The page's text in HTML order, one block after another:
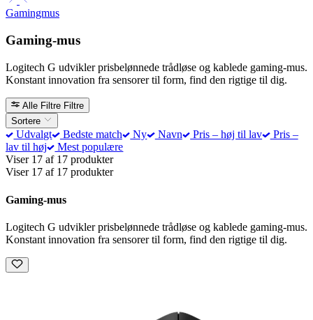
Gamingmus
Gaming-mus
Logitech G udvikler prisbelønnede trådløse og kablede gaming-mus.
Konstant innovation fra sensorer til form, find den rigtige til dig.
Alle Filtre Filtre
Sortere
Udvalgt Bedste match Ny Navn Pris – høj til lav
Pris –
lav til høj
Mest populære
Viser 17 af 17 produkter
Viser 17 af 17 produkter
Gaming-mus
Logitech G udvikler prisbelønnede trådløse og kablede gaming-mus.
Konstant innovation fra sensorer til form, find den rigtige til dig.